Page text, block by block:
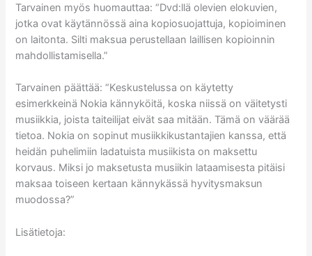
Tarvainen myös huomauttaa: “Dvd:llä olevien elokuvien,
jotka ovat käytännössä aina kopiosuojattuja, kopioiminen
on laitonta. Silti maksua perustellaan laillisen kopioinnin
mahdollistamisella.”
Tarvainen päättää: “Keskustelussa on käytetty
esimerkkeinä Nokia kännyköitä, koska niissä on väitetysti
musiikkia, joista taiteilijat eivät saa mitään. Tämä on väärää
tietoa. Nokia on sopinut musiikkikustantajien kanssa, että
heidän puhelimiin ladatuista musiikista on maksettu
korvaus. Miksi jo maksetusta musiikin lataamisesta pitäisi
maksaa toiseen kertaan kännykässä hyvitysmaksun
muodossa?”
Lisätietoja: